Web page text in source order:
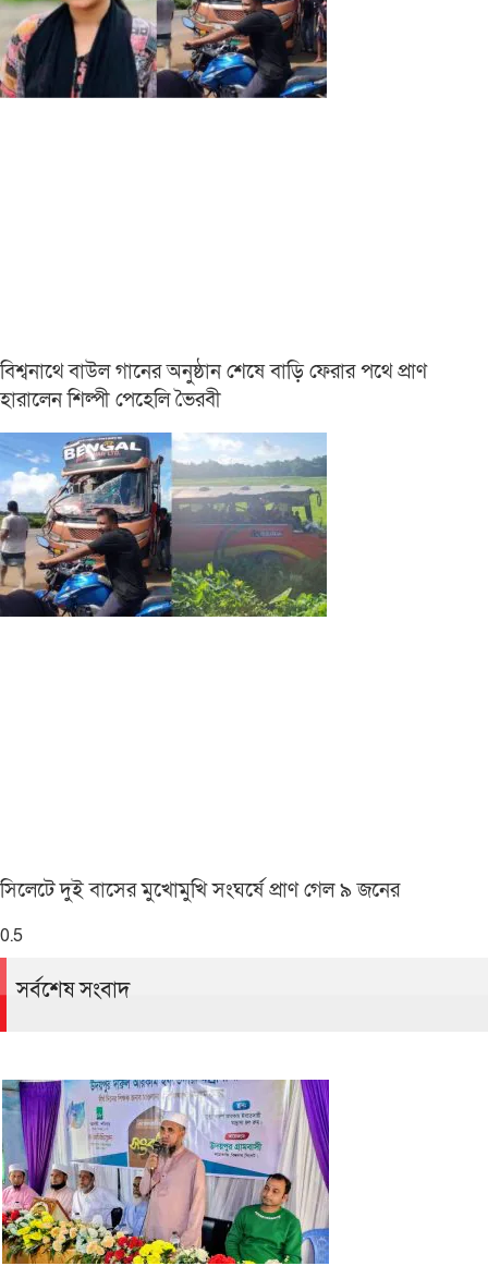
বিশ্বনাথে বাউল গানের অনুষ্ঠান শেষে বাড়ি ফেরার পথে প্রাণ
হারালেন শিল্পী পেহেলি ভৈরবী
সিলেটে দুই বাসের মুখোমুখি সংঘর্ষে প্রাণ গেল ৯ জনের
সর্বশেষ সংবাদ